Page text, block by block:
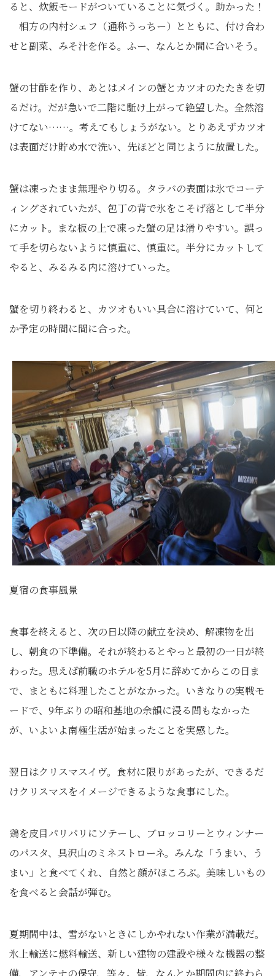
ると、炊飯モードがついていることに気づく。助かった！
相方の内村シェフ（通称うっちー）とともに、付け合わ
せと副菜、みそ汁を作る。ふー、なんとか間に合いそう。
蟹の甘酢を作り、あとはメインの蟹とカツオのたたきを切
るだけ。だが急いで二階に駈け上がって絶望した。全然溶
けてない……。考えてもしょうがない。とりあえずカツオ
は表面だけ貯め水で洗い、先ほどと同じように放置した。
蟹は凍ったまま無理やり切る。タラバの表面は氷でコーテ
ィングされていたが、包丁の背で氷をこそげ落として半分
にカット。まな板の上で凍った蟹の足は滑りやすい。誤っ
て手を切らないように慎重に、慎重に。半分にカットして
やると、みるみる内に溶けていった。
蟹を切り終わると、カツオもいい具合に溶けていて、何と
か予定の時間に間に合った。
夏宿の食事風景
食事を終えると、次の日以降の献立を決め、解凍物を出
し、朝食の下準備。それが終わるとやっと最初の一日が終
わった。思えば前職のホテルを5月に辞めてからこの日ま
で、まともに料理したことがなかった。いきなりの実戦モ
ードで、9年ぶりの昭和基地の余韻に浸る間もなかった
が、いよいよ南極生活が始まったことを実感した。
翌日はクリスマスイヴ。食材に限りがあったが、できるだ
けクリスマスをイメージできるような食事にした。
鶏を皮目パリパリにソテーし、ブロッコリーとウィンナー
のパスタ、具沢山のミネストローネ。みんな「うまい、う
まい」と食べてくれ、自然と顔がほころぶ。美味しいもの
を食べると会話が弾む。
夏期間中は、雪がないときにしかやれない作業が満載だ。
氷上輸送に燃料輸送、新しい建物の建設や様々な機器の整